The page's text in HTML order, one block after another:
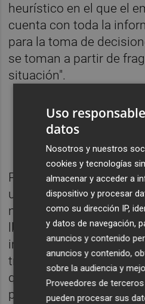
heurístico en el que el
cuenta con toda la
para la toma de
se toman a partir de
situación".
Partiendo de la premisa
una idea, un diseño de
no es más que un
llega a la conclusión de
importante es validarlas
través de la iteración
que van a ser nuestros
posible".
Uso
datos
Nosotros y nuestros
cookies y tecnologías
almacenar y acceder a
dispositivo y procesar
como su dirección IP,
y datos de navegación,
anuncios y contenido
anuncios y contenido,
sobre la audiencia y
Proveedores de
pueden procesar sus